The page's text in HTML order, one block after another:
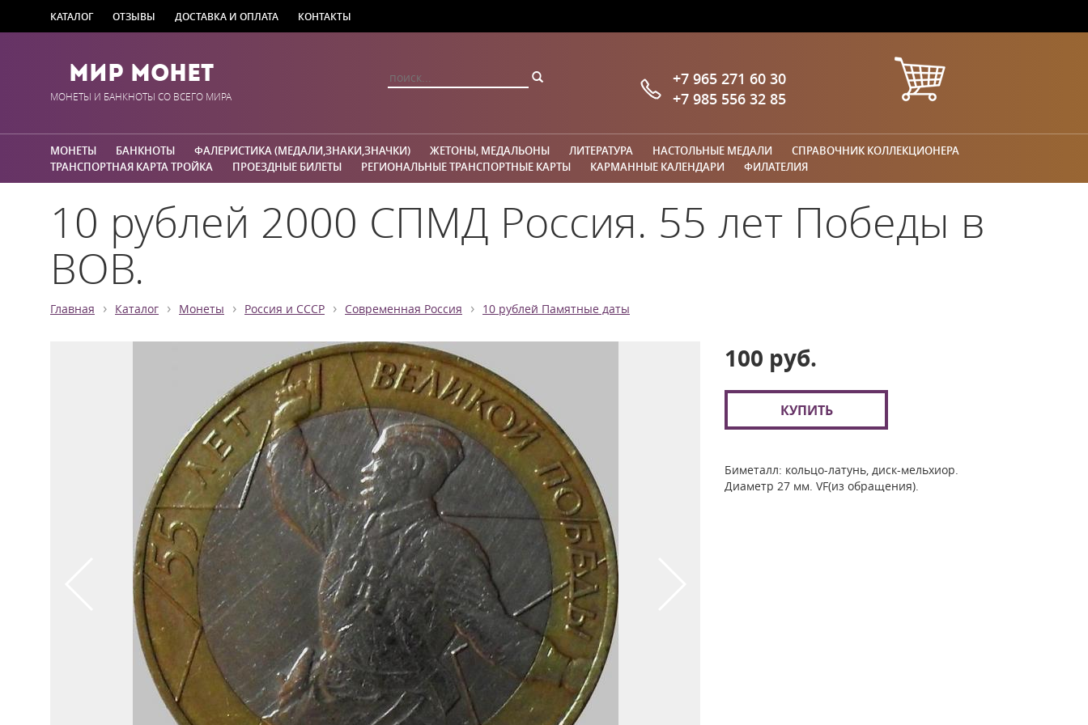
КАТАЛОГ ОТЗЫВЫ ДОСТАВКА И ОПЛАТА КОНТАКТЫ
Мир Монет
МОНЕТЫ И БАНКНОТЫ СО ВСЕГО МИРА
+7 965 271 60 30
+7 985 556 32 85
МОНЕТЫ БАНКНОТЫ ФАЛЕРИСТИКА (МЕДАЛИ,ЗНАКИ,ЗНАЧКИ) ЖЕТОНЫ, МЕДАЛЬОНЫ ЛИТЕРАТУРА НАСТОЛЬНЫЕ МЕДАЛИ
СПРАВОЧНИК КОЛЛЕКЦИОНЕРА
ТРАНСПОРТНАЯ КАРТА ТРОЙКА
ПРОЕЗДНЫЕ БИЛЕТЫ РЕГИОНАЛЬНЫЕ ТРАНСПОРТНЫЕ КАРТЫ КАРМАННЫЕ КАЛЕНДАРИ ФИЛАТЕЛИЯ
10 рублей 2000 СПМД Россия. 55 лет Победы в
ВОВ.
Главная › Каталог › Монеты › Россия и СССР › Современная Россия › 10 рублей Памятные даты
100 руб.
КУПИТЬ
Биметалл: кольцо-латунь, диск-мельхиор.
Диаметр 27 мм. VF(из обращения).